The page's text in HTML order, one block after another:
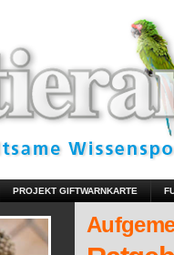
PROJEKT GIFTWARNKARTE